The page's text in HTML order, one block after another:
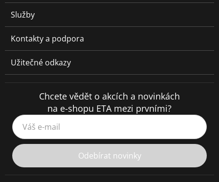
Služby
Kontakty a podpora
Užitečné odkazy
Chcete vědět o akcích a novinkách
na e-shopu ETA mezi prvními?
Váš e-mail
Odebírat novinky